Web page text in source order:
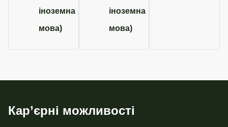
іноземна
мова)
іноземна
мова)
Кар’єрні можливості